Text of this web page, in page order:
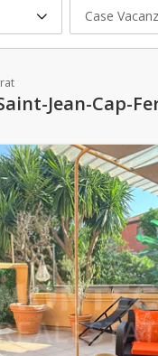
Case
Jean-Cap-